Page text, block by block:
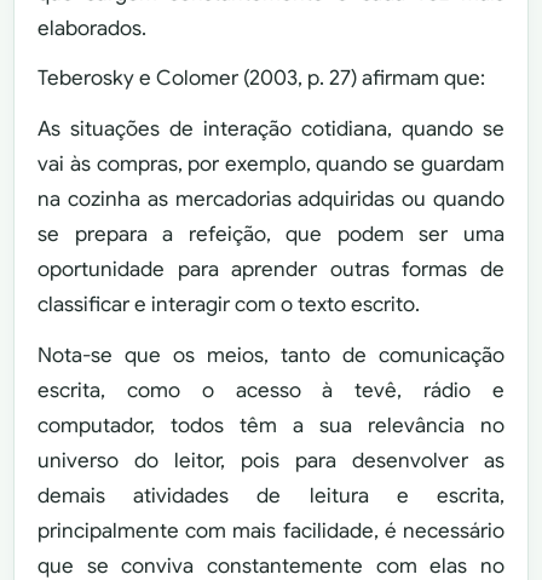
elaborados.
Teberosky e Colomer (2003, p. 27) afirmam que:
As situações de interação cotidiana, quando se
vai às compras, por exemplo, quando se guardam
na cozinha as mercadorias adquiridas ou quando
se prepara a refeição, que podem ser uma
oportunidade para aprender outras formas de
classificar e interagir com o texto escrito.
Nota-se que os meios, tanto de comunicação
escrita, como o acesso à tevê, rádio e
computador, todos têm a sua relevância no
universo do leitor, pois para desenvolver as
demais atividades de leitura e escrita,
principalmente com mais facilidade, é necessário
que se conviva constantemente com elas no